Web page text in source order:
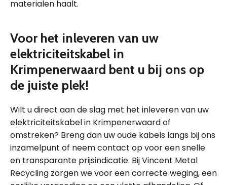
materialen haalt.
Voor het inleveren van uw
elektriciteitskabel in
Krimpenerwaard bent u bij ons op
de juiste plek!
Wilt u direct aan de slag met het inleveren van uw
elektriciteitskabel in Krimpenerwaard of
omstreken? Breng dan uw oude kabels langs bij ons
inzamelpunt of neem contact op voor een snelle
en transparante prijsindicatie. Bij Vincent Metal
Recycling zorgen we voor een correcte weging, een